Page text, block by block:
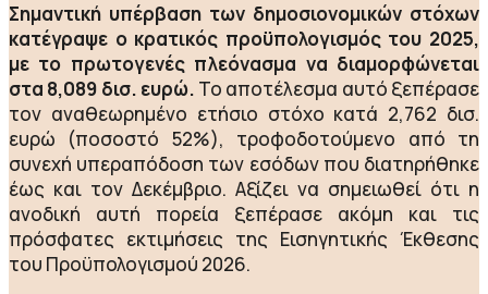
Σημαντική υπέρβαση των δημοσιονομικών στόχων
κατέγραψε ο κρατικός προϋπολογισμός του 2025,
με το πρωτογενές πλεόνασμα να διαμορφώνεται
στα 8,089 δισ. ευρώ. Το αποτέλεσμα αυτό ξεπέρασε
τον αναθεωρημένο ετήσιο στόχο κατά 2,762 δισ.
ευρώ (ποσοστό 52%), τροφοδοτούμενο από τη
συνεχή υπεραπόδοση των εσόδων που διατηρήθηκε
έως και τον Δεκέμβριο. Αξίζει να σημειωθεί ότι η
ανοδική αυτή πορεία ξεπέρασε ακόμη και τις
πρόσφατες εκτιμήσεις της Εισηγητικής Έκθεσης
του Προϋπολογισμού 2026.